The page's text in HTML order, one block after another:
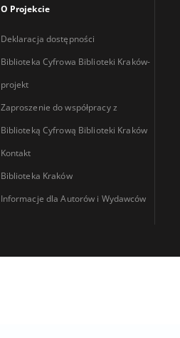
O Projekcie
Deklaracja dostępności
Biblioteka Cyfrowa Biblioteki Kraków-
projekt
Zaproszenie do współpracy z
Biblioteką Cyfrową Biblioteki Kraków
Kontakt
Biblioteka Kraków
Informacje dla Autorów i Wydawców